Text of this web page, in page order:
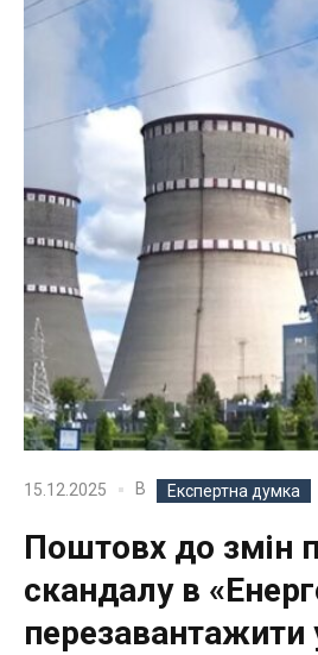
15.12.2025 В Експертна думка
Поштовх до змін
скандалу в
перезавантажити